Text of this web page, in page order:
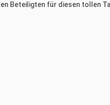
Beteiligten für diesen tollen